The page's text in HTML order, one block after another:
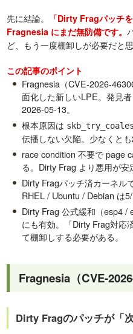
先に結論。
「Dirty Fragパッチ
Fragnesia にまだ無防備です。
ど、もう一度棚卸しが必要だと思
この記事のポイント
Fragnesia（CVE-2026-
面化した新しいLPE。発見
2026-05-13。
根本原因は
伝播しない欠陥。少なくとも
race condition 不要で page
る。Dirty Frag より悪用が安
Dirty Fragパッチ済カーネル
RHEL / Ubuntu / Debian は
Dirty Frag 公式緩和（esp4 /
にも有効。「Dirty Frag対応
て棚卸しする必要がある。
Fragnesia（CVE-
Dirty Fragのパッチが「